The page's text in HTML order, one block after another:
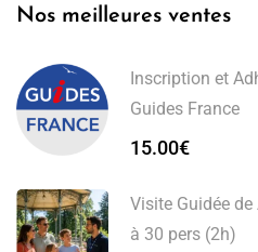
Nos meilleures ventes
Inscription et
Guides France
15.00€
Visite Guidée de
à 30 pers (2h)